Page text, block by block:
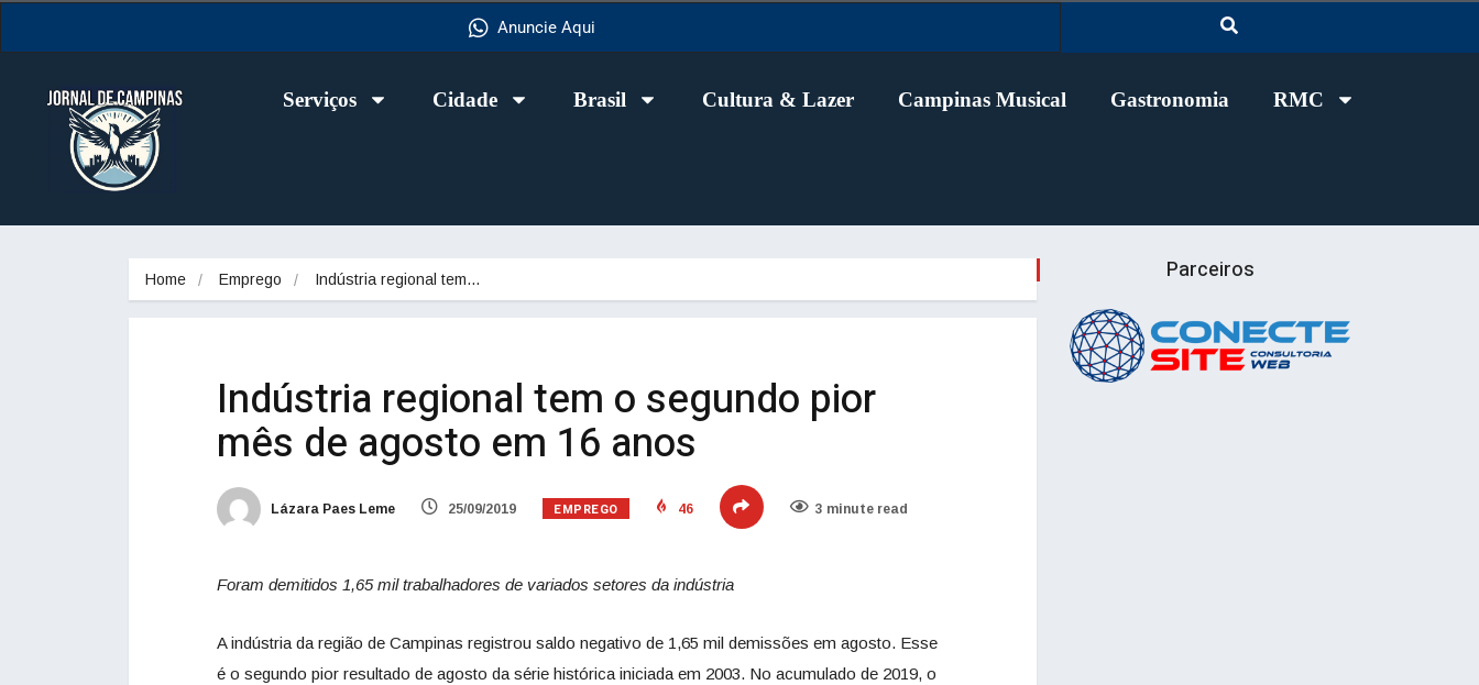
Anuncie Aqui
Serviços Cidade Brasil Cultura & Lazer Campinas Musical Gastronomia RMC
Home Emprego Indústria regional tem…
Indústria regional tem o segundo pior
mês de agosto em 16 anos
Lázara Paes Leme 25/09/2019 EMPREGO 46 3 minute read
Foram demitidos 1,65 mil trabalhadores de variados setores da indústria
A indústria da região de Campinas registrou saldo negativo de 1,65 mil demissões em agosto. Esse
é o segundo pior resultado de agosto da série histórica iniciada em 2003. No acumulado de 2019, o
Parceiros